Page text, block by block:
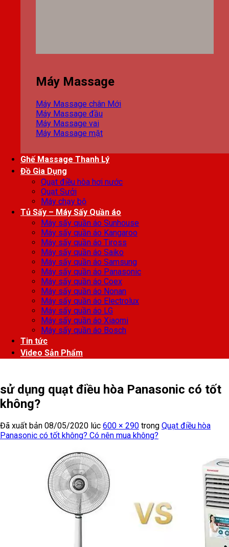
Máy Massage
Máy Massage chân
Máy Massage đầu
Máy Massage vai
Máy Massage mặt
Ghế Massage Thanh Lý
Đồ Gia Dụng
Quạt điều hòa hơi nước
Quạt Sưởi
Máy chạy bộ
Tủ Sấy – Máy Sấy Quần áo
Máy sấy quần áo Sunhouse
Máy sấy quần áo Kangaroo
Máy sấy quần áo Tiross
Máy sấy quần áo Saiko
Máy sấy quần áo Samsung
Máy sấy quần áo Panasonic
Máy sấy quần áo Coex
Máy sấy quần áo Nonan
Máy sấy quần áo Electrolux
Máy sấy quần áo LG
Máy sấy quần áo Xiaomi
Máy sấy quần áo Bosch
Tin tức
Video Sản Phẩm
sử dụng quạt điều hòa Panasonic có tốt
không?
Đã xuất bản 08/05/2020 lúc 600 × 290 trong Quạt điều hòa
Panasonic có tốt không? Có nên mua không?